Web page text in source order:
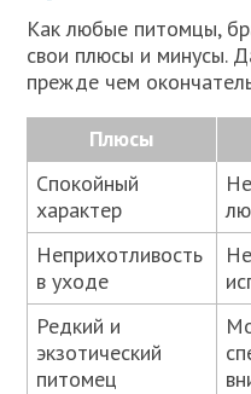
Как любые питомцы,
свои плюсы и минусы.
прежде чем
Плюсы
Спокойный
характер
Неприхотливость
в уходе
Редкий и
экзотический
питомец